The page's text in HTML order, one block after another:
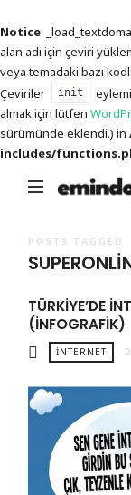
Notice:
alan adı için çeviri
veya temadaki bazı
Çeviriler
init
almak için lütfen
sürümünde eklendi.) in
includes/
POSTS TAGGED
TÜRKIYE’DE
(İNFOGRAFIK)
İNTERNET